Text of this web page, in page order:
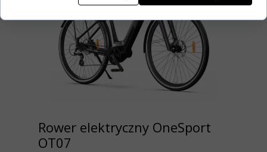
Rower elektryczny OneSport
OT07